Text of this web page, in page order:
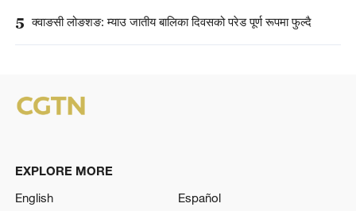
5 क्वाङसी लोङशङ: म्याउ जातीय बालिका दिवसको परेड पूर्ण रूपमा फुल्दै
EXPLORE MORE
English
Español